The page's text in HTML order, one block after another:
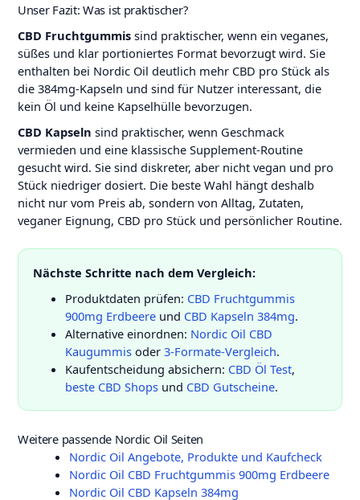
Unser Fazit: Was ist praktischer?
CBD Fruchtgummissind praktischer, wenn ein veganes,
süßes und klar portioniertes Format bevorzugt wird. Sie
enthalten bei Nordic Oil deutlich mehr CBD pro Stück als
die 384mg-Kapseln und sind für Nutzer interessant, die
kein Öl und keine Kapselhülle bevorzugen.
CBD Kapseln sind praktischer, wenn Geschmack
vermieden und eine klassische Supplement-Routine
gesucht wird. Sie sind diskreter, aber nicht vegan und pro
Stück niedriger dosiert. Die beste Wahl hängt deshalb
nicht nur vom Preis ab, sondern von Alltag, Zutaten,
veganer Eignung, CBD pro Stück und persönlicher Routine.
Nächste Schritte nach dem Vergleich:
Produktdaten prüfen: CBD Fruchtgummis
900mg Erdbeereund CBD Kapseln 384mg.
Alternative einordnen: Nordic Oil CBD
Kaugummisoder 3-Formate-Vergleich.
Kaufentscheidung absichern: CBD Öl Test,
beste CBD Shopsund CBD Gutscheine.
Weitere passende Nordic Oil Seiten
Nordic Oil Angebote, Produkte und Kaufcheck
Nordic Oil CBD Fruchtgummis 900mg Erdbeere
Nordic Oil CBD Kapseln 384mg